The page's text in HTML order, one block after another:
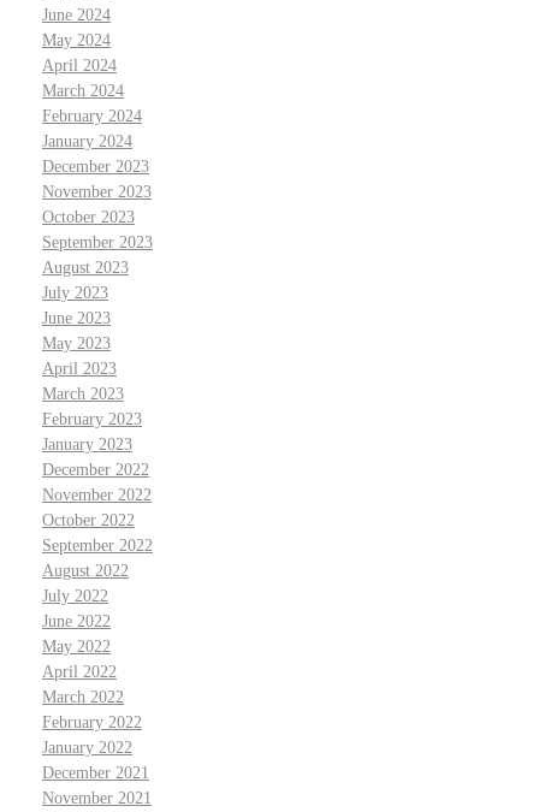
June 2024
May 2024
April 2024
March 2024
February 2024
January 2024
December 2023
November 2023
October 2023
September 2023
August 2023
July 2023
June 2023
May 2023
April 2023
March 2023
February 2023
January 2023
December 2022
November 2022
October 2022
September 2022
August 2022
July 2022
June 2022
May 2022
April 2022
March 2022
February 2022
January 2022
December 2021
November 2021